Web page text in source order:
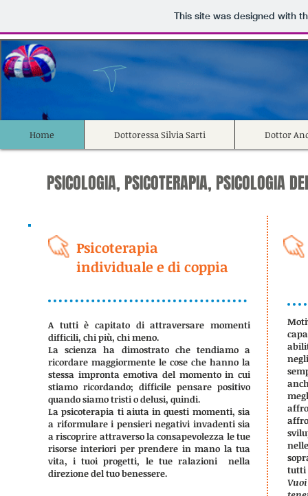
This site was designed with
Home Dottoressa Silvia Sarti Dottor
PSICOLOGIA, PSICOTERAPIA, PSICOLOGIA
A tutti è capitato di attraversare momenti
difficili, chi più, chi meno.
La scienza ha dimostrato che tendiamo a
ricordare maggiormente le cose che hanno la
stessa impronta emotiva del momento in cui
stiamo ricordando; difficile pensare positivo
quando siamo tristi o delusi, quindi.
La psicoterapia ti aiuta in questi momenti, sia
a riformulare i pensieri negativi invadenti sia
a riscoprire attraverso la consapevolezza le tue
risorse interiori per prendere in mano la tua
vita, i tuoi progetti, le tue ralazioni nella
direzione del tuo benessere.
tutti
Psicoterapia
individuale e di coppia